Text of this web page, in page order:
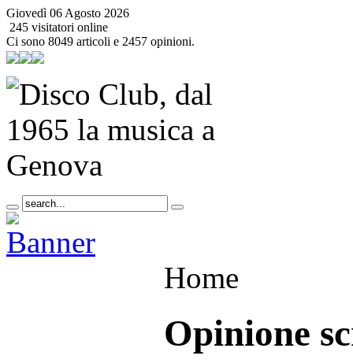
Giovedì 06 Agosto 2026
245 visitatori online
Ci sono 8049 articoli e 2457 opinioni.
Home
Opinione